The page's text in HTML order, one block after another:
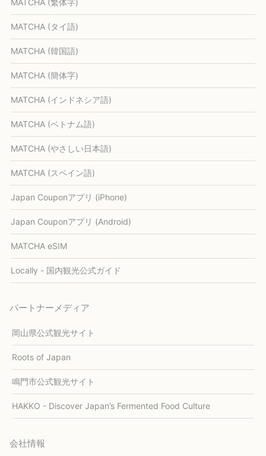
MATCHA (タイ語)
MATCHA (韓国語)
MATCHA (簡体字)
MATCHA (インドネシア語)
MATCHA (ベトナム語)
MATCHA (やさしい日本語)
MATCHA (スペイン語)
Japan Couponアプリ (iPhone)
Japan Couponアプリ (Android)
MATCHA eSIM
Locally - 国内観光公式ガイド
パートナーメディア
岡山県公式観光サイト
Roots of Japan
鳴門市公式観光サイト
HAKKO - Discover Japan’s Fermented Food Culture
会社情報